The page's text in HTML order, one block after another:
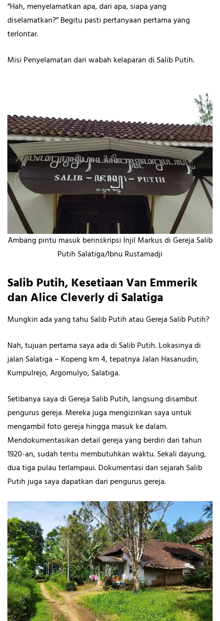
“Hah, menyelamatkan apa, dari apa, siapa yang
diselamatkan?” Begitu pasti pertanyaan pertama yang
terlontar.
Misi Penyelamatan dari wabah kelaparan di Salib Putih.
Ambang pintu masuk berinskripsi Injil Markus di Gereja Salib
Putih Salatiga/Ibnu Rustamadji
Salib Putih, Kesetiaan Van Emmerik
dan Alice Cleverly di Salatiga
Mungkin ada yang tahu Salib Putih atau Gereja Salib Putih?
Nah, tujuan pertama saya ada di Salib Putih.Lokasinya di
jalan Salatiga – Kopeng km 4, tepatnya Jalan Hasanudin,
Kumpulrejo, Argomulyo, Salatiga.
Setibanya saya di Gereja Salib Putih,langsung disambut
pengurus gereja. Mereka juga mengizinkan saya untuk
mengambil foto gereja hingga masuk ke dalam.
Mendokumentasikan detail gereja yang berdiri dari tahun
1920-an, sudah tentu membutuhkan waktu. Sekali dayung,
dua tiga pulau terlampaui. Dokumentasi dan sejarah Salib
Putih juga saya dapatkan dari pengurus gereja.